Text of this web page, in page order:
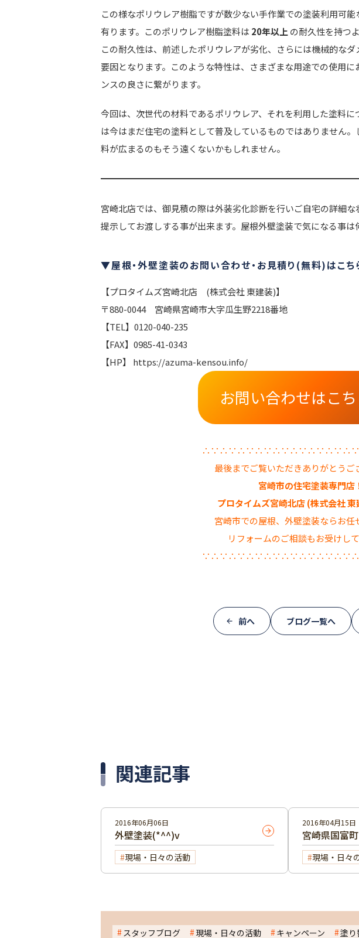
この様なポリウレア樹脂ですが数少ない手作業での塗装利用可
有ります。このポリウレア樹脂塗料は 20年以上 の耐久性を持つ
この耐久性は、前述したポリウレアが劣化、さらには機械的な
要因となります。このような特性は、さまざまな用途での使用
ンスの良さに繋がります。
今回は、次世代の材料であるポリウレア、それを利用した塗料
は今はまだ住宅の塗料として普及しているものではありません
料が広まるのもそう遠くないかもしれません。
宮崎北店では、御見積の際は外装劣化診断を行いご自宅の詳細
提示してお渡しする事が出来ます。屋根外壁塗装で気になる事は
▼屋根・外壁塗装のお問い合わせ・お見積り(無料)はこ
【プロタイムズ宮崎北店 (株式会社 東建装)】
〒880-0044 宮崎県宮崎市大字瓜生野2218番地
【TEL】0120-040-235
【FAX】0985-41-0343
【HP】 https://azuma-kensou.info/
お問い合わせはこ
最後までご覧いただきありがとうご
宮崎市の住宅塗装専門店
プロタイムズ宮崎北店 (株式会社 東
宮崎市での屋根、外壁塗装ならお任
リフォームのご相談もお受けし
前へ ブログ一覧へ
関連記事
2016年06月06日
外壁塗装(*^^)v
現場・日々の活動
2016年04月15日
宮崎県国富町
現場・日々
スタッフブログ 現場・日々の活動 キャンペーン 塗り